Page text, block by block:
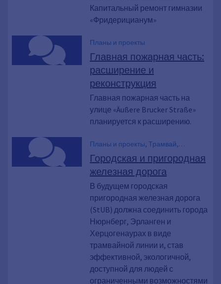
Капитальный ремонт гимназии
«Фридерицианум»
Планы и проекты
Главная пожарная часть:
расширение и
реконструкция
Главная пожарная часть на
улице «Äußere Brucker Straße»
планируется к расширению.
Планы и проекты, Трамвай,
Общественный транспорт, Автобус,
Железная дорога, StUB,
Окружающая среда, Пригородная
железная дорога, Вокзал,
Транспорт, Мобильность, электро,
Строительные площадки, городской
общественный транспорт,
Общественный транспорт
Городская и пригородная
железная дорога
В будущем городская
пригородная железная дорога
(StUB) должна соединить города
Нюрнберг, Эрланген и
Херцогенаурах в виде
трамвайной линии и, став
эффективной, экологичной,
доступной для людей с
ограниченными возможностями